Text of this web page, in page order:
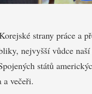
strany práce a
nejvyšší vůdce naší
států
večeři.